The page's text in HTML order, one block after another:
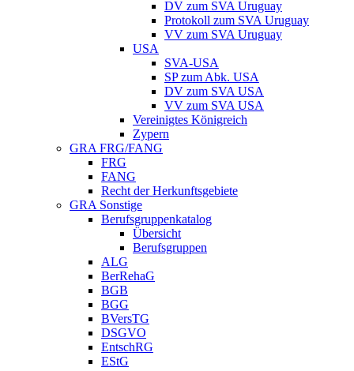
DV zum SVA Uruguay
Protokoll zum SVA Uruguay
VV zum SVA Uruguay
USA
SVA-USA
SP zum Abk. USA
DV zum SVA USA
VV zum SVA USA
Vereinigtes Königreich
Zypern
GRA FRG/FANG
FRG
FANG
Recht der Herkunftsgebiete
GRA Sonstige
Berufsgruppenkatalog
Übersicht
Berufsgruppen
ALG
BerRehaG
BGB
BGG
BVersTG
DSGVO
EntschRG
EStG